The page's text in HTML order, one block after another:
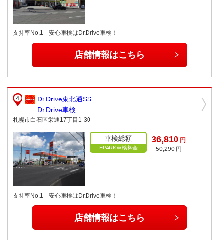
支持率No,1 安心車検はDr.Drive車検！
店舗情報はこちら
Dr.Drive東北通SS
Dr.Drive車検
札幌市白石区栄通17丁目1-30
車検総額
EPARK車検料金
36,810 円
50,290 円
支持率No,1 安心車検はDr.Drive車検！
店舗情報はこちら